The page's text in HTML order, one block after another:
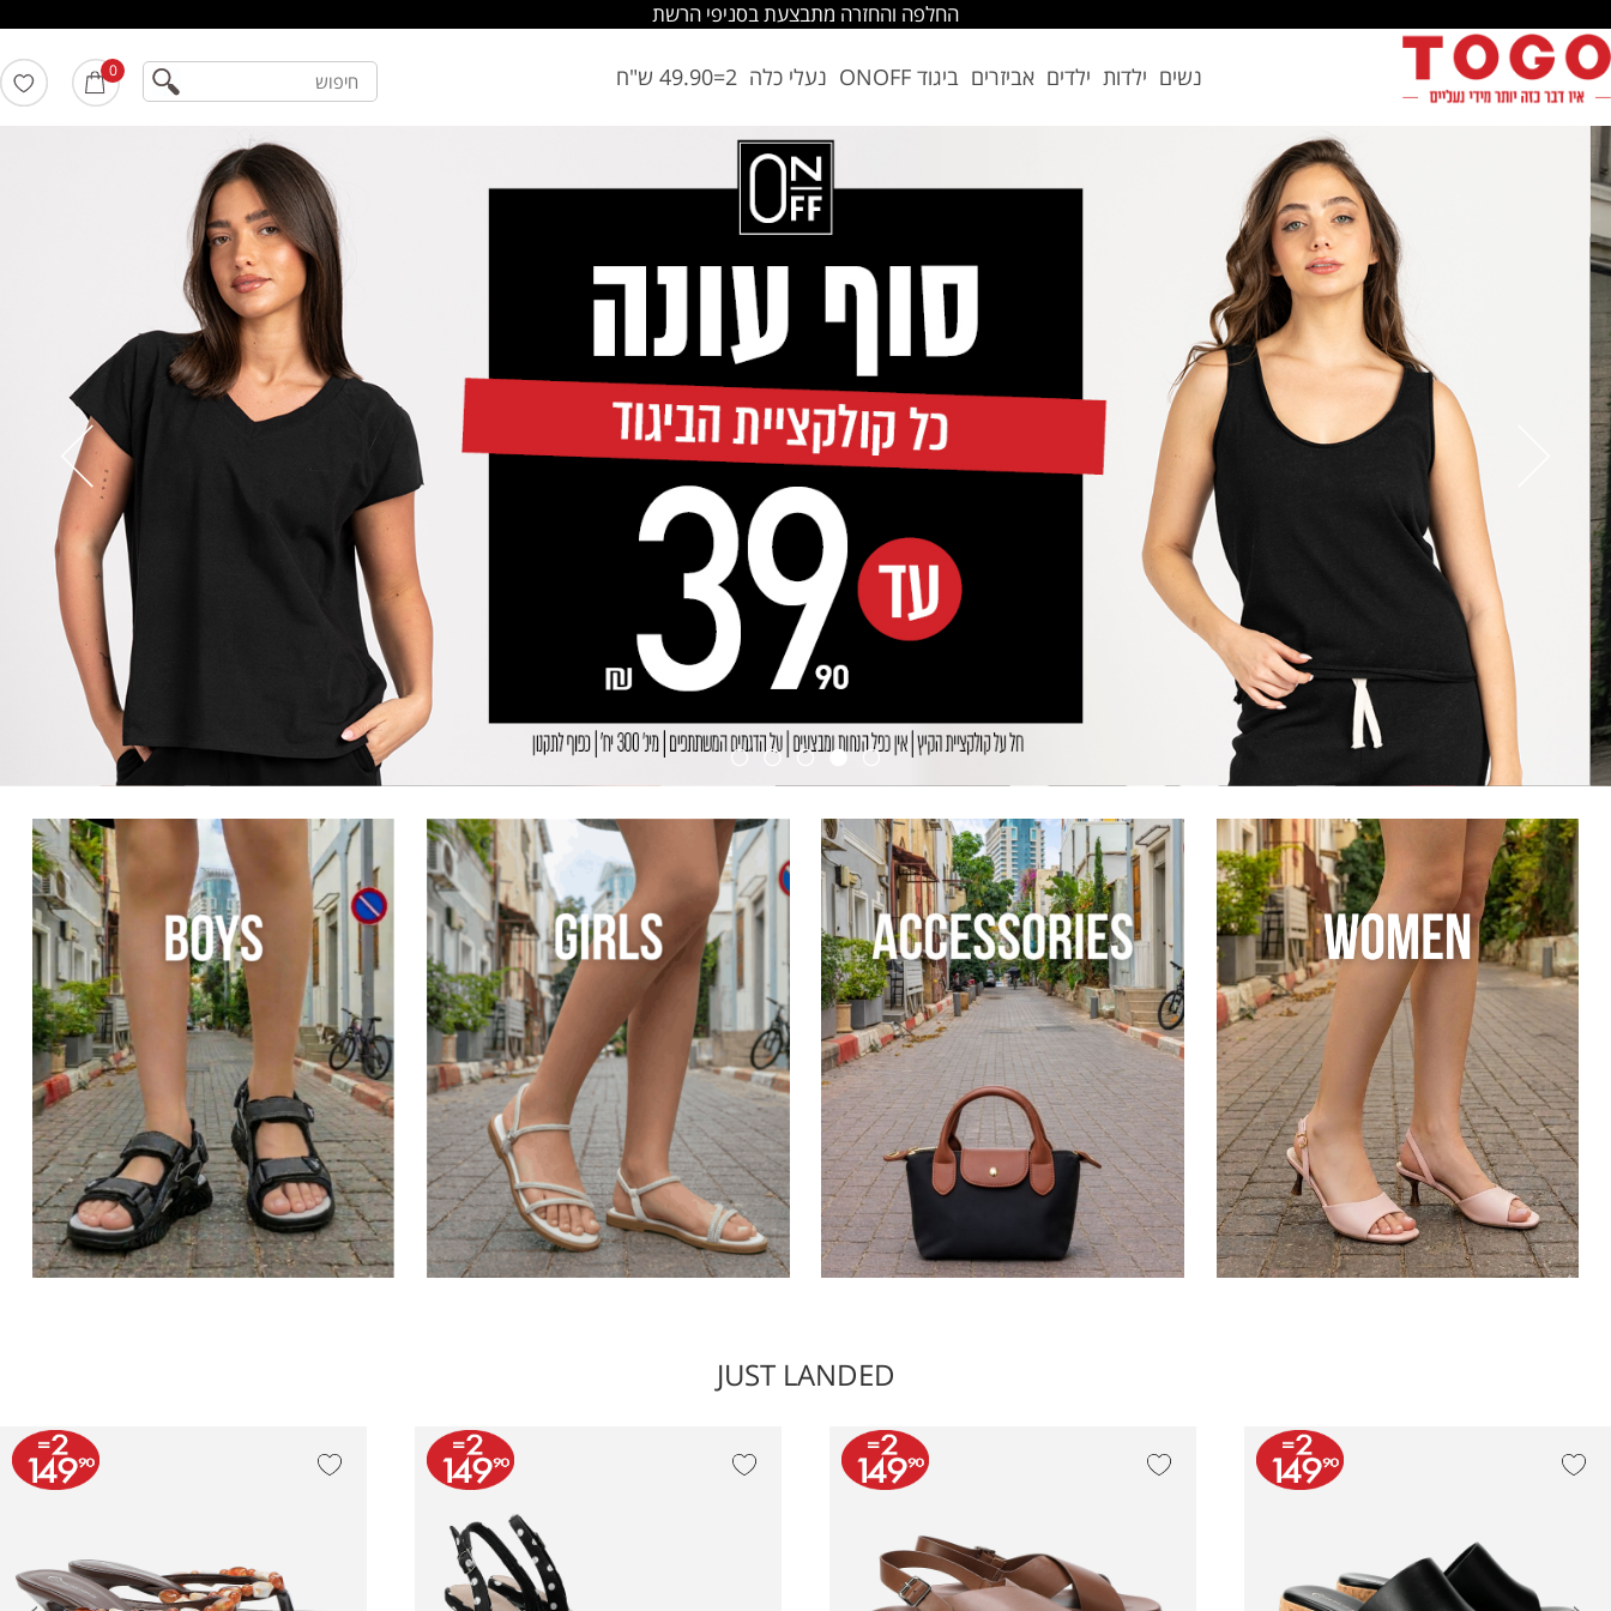
החלפה והחזרה מתבצעת בסניפי הרשת
נשים ילדות ילדים אביזרים ביגוד ONOFF נעלי כלה 2=49.90 ש"ח 0 חיפוש
JUST LANDED